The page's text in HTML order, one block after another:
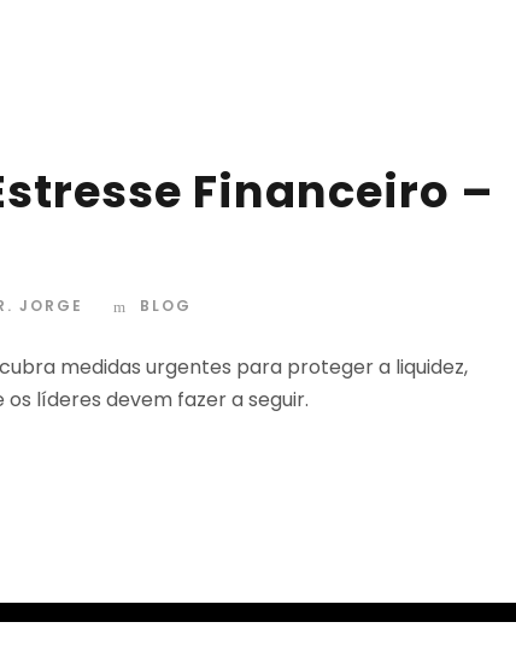
Financeiro –
JORGE BLOG
medidas urgentes para proteger a liquidez,
líderes devem fazer a seguir.